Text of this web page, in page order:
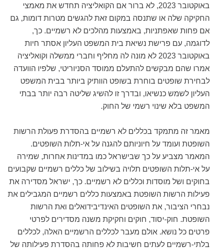
באוקטובר 2023, לא ברור אם הקואליציה תחדש את מאמצי
החקיקה שלה או שתנסה במקום זאת להגשים מטרות דומות, גם
אם פחות שאפתניות, באמצעות מהלכים לא רשמיים. כך,
לדוגמה, עם פרישת נשיאת בית המשפט העליון אסתר חיות
באוקטובר 2023 לא מונה לה מחליף וחברי ממשלה וקואליציה
אמרו שהם מבקשים להתעלם ממוסד הסניוריטי, שלפיו הוועדה
לבחירת שופטים בוחרת בשופט הוותיק ביותר בבית המשפט
העליון לשמש כנשיאו, ובדרך זו להשיג שליטה רבה יותר בבתי
המשפט בלא שינוי רשמי של החוק.
מאמר זה מתמקד בכללים לא רשמיים בהסדרת פעולת הרשות
השופטת ועומד על חיוניותם להגנה על אי-תלות השופטים.
המאמר מצביע על כך שבישראל כמו במדינות אחרות, שמירה
על אי-תלות השופטים תלויה בשילוב של כללים רשמיים שקבועים
בחוקים ושל מוסדות וכללים לא רשמיים. כך, ישראל מסדירה את
פעילות הרשות השופטת באמצעות כללים רשמיים המגבילים את
נבחרי הציבור, את השופטים האינדיבידואלים ואת הרשות
השופטת. חוק-יסוד, חוקים וחקיקת משנה מסדירים לפרטי
פרטים כל נושא. אולם מעבר לכללים הרשמיים האלה, לכללים
בלתי-רשמיים לעתים חשיבות לא פחותה בהסדרת פעילותה של